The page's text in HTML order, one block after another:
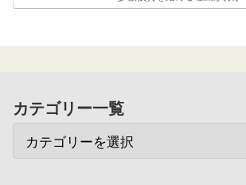
カテゴリー一覧